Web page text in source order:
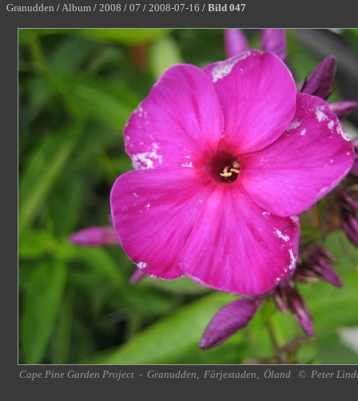
Granudden /Album / 2008 / 07 / 2008-07-16 / Bild 047
Cape Pine Garden Project - Granudden, Färjestaden, Öland © Peter